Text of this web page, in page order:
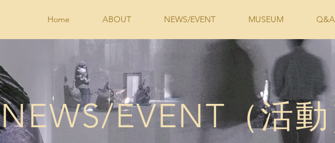
Home ABOUT NEWS/EVENT MUSEUM Q&A
NEWS/EVENT（活